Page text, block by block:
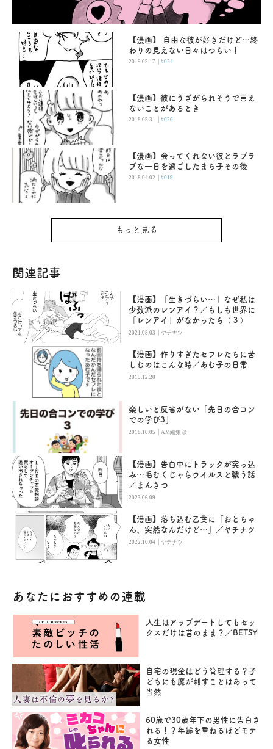
【漫画】 自由な彼が好きだけど…終
わりの見えない日々はつらい！
2019.05.17 |#024
【漫画】彼にうざがられそうで言え
ないことがあるとき
2018.05.31 |#020
【漫画】会ってくれない彼とラブラ
ブな一日を過ごしたまち子その後
2018.04.02 |#019
もっと見る
関連記事
【漫画】「生きづらい…」なぜ私は
少数派のレンアイ？／もしも世界に
「レンアイ」がなかったら（３）
2021.08.03 |ヤチナツ
【漫画】作りすぎたセフレたちに苦
しむのはこんな時／あむ子の日常
2019.12.20
楽しいと反省がない「先日の合コン
での学び3」
2018.10.05 |AM編集部
【漫画】告白中にトラックが突っ込
み…毛むくじゃらウイルスと戦う話
／まんきつ
2023.06.09
【漫画】落ち込む乙葉に「おとちゃ
ん、突然なんだけど…」／ヤチナツ
2022.10.04 |ヤチナツ
あなたにおすすめの連載
人生はアップデートしてもセッ
クスだけは昔のまま？／BETSY
自宅の現金はどう管理する？子
どもにも魔が刺すことはあって
当然
60歳で30歳年下の男性に告白さ
れる！？年齢を重ねるほどモテ
る女性